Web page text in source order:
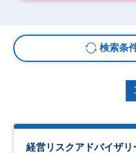
検索条
経営リスクアドバイザ